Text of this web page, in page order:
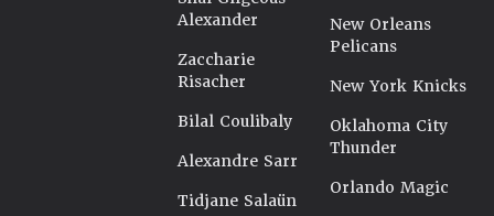
Alexander
Zaccharie
Risacher
Bilal Coulibaly
Alexandre Sarr
Tidjane Salaün
New Orleans
Pelicans
New York Knicks
Oklahoma City
Thunder
Orlando Magic